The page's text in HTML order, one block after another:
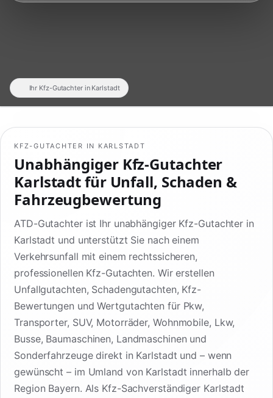
KFZ-GUTACHTER IN KARLSTADT
Unabhängiger Kfz-Gutachter
Karlstadt für Unfall, Schaden &
Fahrzeugbewertung
ATD-Gutachter ist Ihr unabhängiger Kfz-Gutachter in
Karlstadt und unterstützt Sie nach einem
Verkehrsunfall mit einem rechtssicheren,
professionellen Kfz-Gutachten. Wir erstellen
Unfallgutachten, Schadengutachten, Kfz-
Bewertungen und Wertgutachten für Pkw,
Transporter, SUV, Motorräder, Wohnmobile, Lkw,
Busse, Baumaschinen, Landmaschinen und
Sonderfahrzeuge direkt in Karlstadt und – wenn
gewünscht – im Umland von Karlstadt innerhalb der
Region Bayern. Als Kfz-Sachverständiger Karlstadt
Ihr Kfz-Gutachter in Karlstadt